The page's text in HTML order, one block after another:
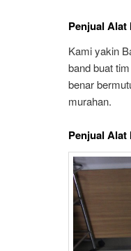
Penjual Alat
Kami yakin
band buat
benar
murahan.
Penjual Alat